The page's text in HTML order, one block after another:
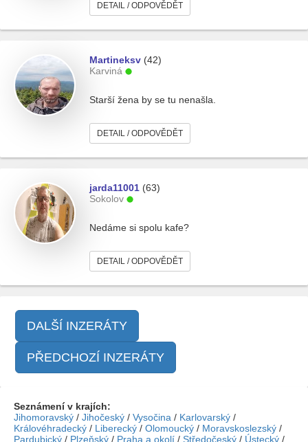
DETAIL / ODPOVĚDĚT
Martineksv (42)
Karviná
Starší žena by se tu nenašla.
DETAIL / ODPOVĚDĚT
jarda11001 (63)
Sokolov
Nedáme si spolu kafe?
DETAIL / ODPOVĚDĚT
DALŠÍ INZERÁTY
PŘEDCHOZÍ INZERÁTY
Seznámení v krajích:
Jihomoravský / Jihočeský / Vysočina / Karlovarský /
Královéhradecký / Liberecký / Olomoucký / Moravskoslezský /
Pardubický / Plzeňský / Praha a okolí / Středočeský / Ústecký /